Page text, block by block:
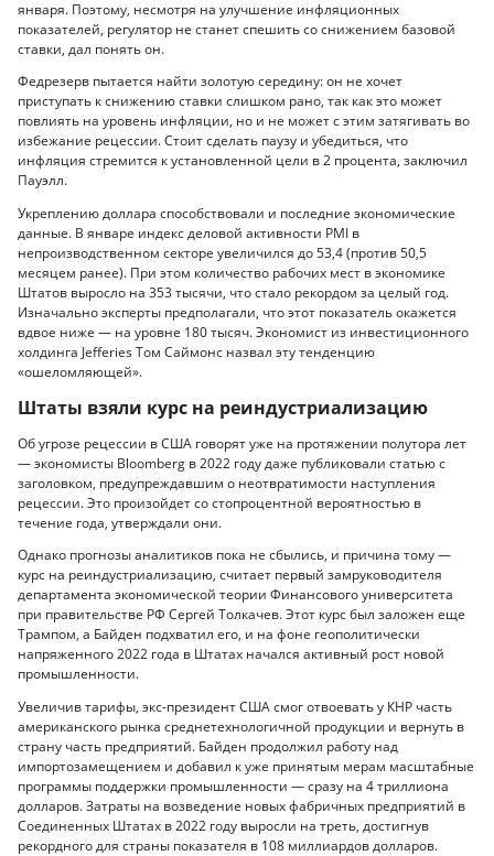
января. Поэтому, несмотря на улучшение инфляционных
показателей, регулятор не станет спешить со снижением базовой
ставки, дал понять он.
Федрезерв пытается найти золотую середину: он не хочет
приступать к снижению ставки слишком рано, так как это может
повлиять на уровень инфляции, но и не может с этим затягивать во
избежание рецессии. Стоит сделать паузу и убедиться, что
инфляция стремится к установленной цели в 2 процента, заключил
Пауэлл.
Укреплению доллара способствовали и последние экономические
данные. В январе индекс деловой активности PMI в
непроизводственном секторе увеличился до 53,4 (против 50,5
месяцем ранее). При этом количество рабочих мест в экономике
Штатов выросло на 353 тысячи, что стало рекордом за целый год.
Изначально эксперты предполагали, что этот показатель окажется
вдвое ниже — на уровне 180 тысяч. Экономист из инвестиционного
холдинга Jefferies Том Саймонс назвал эту тенденцию
«ошеломляющей».
Штаты взяли курс на реиндустриализацию
Об угрозе рецессии в США говорят уже на протяжении полутора лет
— экономисты Bloomberg в 2022 году даже публиковали статью с
заголовком, предупреждавшим о неотвратимости наступления
рецессии. Это произойдет со стопроцентной вероятностью в
течение года, утверждали они.
Однако прогнозы аналитиков пока не сбылись, и причина тому —
курс на реиндустриализацию, считает первый замруководителя
департамента экономической теории Финансового университета
при правительстве РФ Сергей Толкачев. Этот курс был заложен еще
Трампом, а Байден подхватил его, и на фоне геополитически
напряженного 2022 года в Штатах начался активный рост новой
промышленности.
Увеличив тарифы, экс-президент США смог отвоевать у КНР часть
американского рынка среднетехнологичной продукции и вернуть в
страну часть предприятий. Байден продолжил работу над
импортозамещением и добавил к уже принятым мерам масштабные
программы поддержки промышленности — сразу на 4 триллиона
долларов. Затраты на возведение новых фабричных предприятий в
Соединенных Штатах в 2022 году выросли на треть, достигнув
рекордного для страны показателя в 108 миллиардов долларов.